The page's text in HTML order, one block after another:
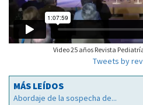
Video 25 años Revista
Tweets by
MÁS LEÍDOS
Abordaje de la sospecha de...